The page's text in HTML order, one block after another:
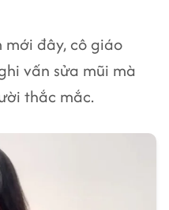
mới đây, cô giáo
vấn sửa mũi mà
thắc mắc.